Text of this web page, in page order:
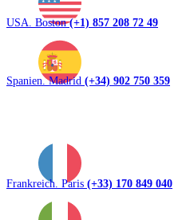
USA. Boston(+1) 857 208 72 49
Spanien. Madrid (+34) 902 750 359
Frankreich. Paris (+33) 170 849 040